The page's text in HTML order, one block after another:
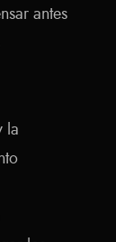
antes
la